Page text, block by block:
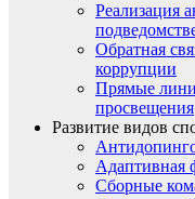
Реализация
Обратная
коррупции
Прямые
просвещения
Развитие видов
Адаптивная
Сборные